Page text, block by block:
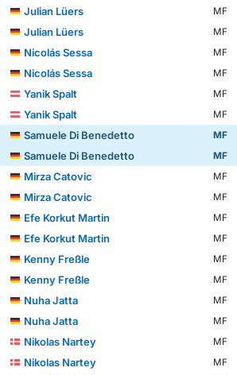
Julian Lüers MF
Julian Lüers
MF
Nicolás Sessa
MF
Nicolás Sessa
MF
Yanik Spalt
MF
Yanik Spalt
MF
Samuele Di Benedetto
MF
Samuele Di Benedetto
MF
Mirza Catovic
MF
Mirza Catovic
MF
Efe Korkut Martin
MF
Efe Korkut Martin
MF
Kenny Freßle
MF
Kenny Freßle
MF
Nuha Jatta
MF
Nuha Jatta
MF
Nikolas Nartey
MF
Nikolas Nartey
MF